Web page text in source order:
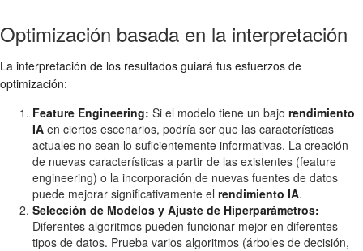
Optimización basada en la interpretación
La interpretación de los resultados guiará tus esfuerzos de
optimización:
Feature Engineering: Si el modelo tiene un bajo rendimiento
IA en ciertos escenarios, podría ser que las características
actuales no sean lo suficientemente informativas. La creación
de nuevas características a partir de las existentes (feature
engineering) o la incorporación de nuevas fuentes de datos
puede mejorar significativamente el rendimiento IA.
Selección de Modelos y Ajuste de Hiperparámetros:
Diferentes algoritmos pueden funcionar mejor en diferentes
tipos de datos. Prueba varios algoritmos (árboles de decisión,